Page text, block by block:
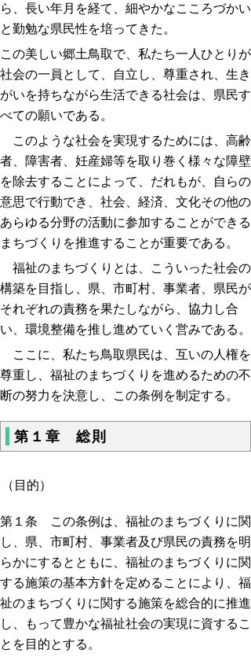
ら、長い年月を経て、細やかなこころづかい
と勤勉な県民性を培ってきた。
この美しい郷土鳥取で、私たち一人ひとりが
社会の一員として、自立し、尊重され、生き
がいを持ちながら生活できる社会は、県民す
べての願いである。
このような社会を実現するためには、高齢
者、障害者、妊産婦等を取り巻く様々な障壁
を除去することによって、だれもが、自らの
意思で行動でき、社会、経済、文化その他の
あらゆる分野の活動に参加することができる
まちづくりを推進することが重要である。
福祉のまちづくりとは、こういった社会の
構築を目指し、県、市町村、事業者、県民が
それぞれの責務を果たしながら、協力し合
い、環境整備を推し進めていく営みである。
ここに、私たち鳥取県民は、互いの人権を
尊重し、福祉のまちづくりを進めるための不
断の努力を決意し、この条例を制定する。
第１章 総則
（目的）
第１条 この条例は、福祉のまちづくりに関
し、県、市町村、事業者及び県民の責務を明
らかにするとともに、福祉のまちづくりに関
する施策の基本方針を定めることにより、福
祉のまちづくりに関する施策を総合的に推進
し、もって豊かな福祉社会の実現に資するこ
とを目的とする。